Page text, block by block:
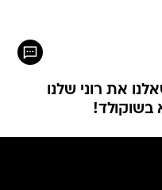
את רוני שלנו
בשוקולד!